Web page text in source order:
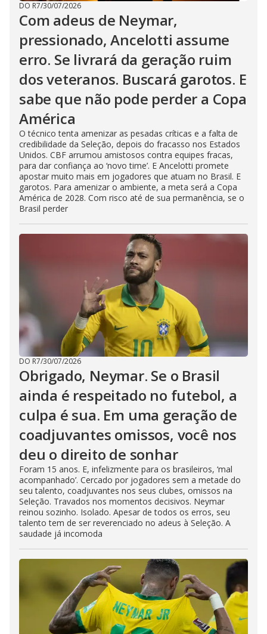
DO R7/30/07/2026
Com adeus de Neymar,
pressionado, Ancelotti assume
erro. Se livrará da geração ruim
dos veteranos. Buscará garotos. E
sabe que não pode perder a Copa
América
O técnico tenta amenizar as pesadas críticas e a falta de
credibilidade da Seleção, depois do fracasso nos Estados
Unidos. CBF arrumou amistosos contra equipes fracas,
para dar confiança ao ‘novo time’. E Ancelotti promete
apostar muito mais em jogadores que atuam no Brasil. E
garotos. Para amenizar o ambiente, a meta será a Copa
América de 2028. Com risco até de sua permanência, se o
Brasil perder
DO R7/30/07/2026
Obrigado, Neymar. Se o Brasil
ainda é respeitado no futebol, a
culpa é sua. Em uma geração de
coadjuvantes omissos, você nos
deu o direito de sonhar
Foram 15 anos. E, infelizmente para os brasileiros, ‘mal
acompanhado’. Cercado por jogadores sem a metade do
seu talento, coadjuvantes nos seus clubes, omissos na
Seleção. Travados nos momentos decisivos. Neymar
reinou sozinho. Isolado. Apesar de todos os erros, seu
talento tem de ser reverenciado no adeus à Seleção. A
saudade já incomoda